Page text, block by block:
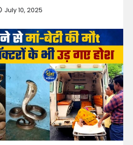
July 10, 2025